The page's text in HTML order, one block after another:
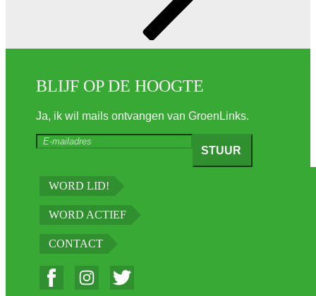
BLIJF OP DE HOOGTE
Ja, ik wil mails ontvangen van GroenLinks.
WORD LID!
WORD ACTIEF
CONTACT